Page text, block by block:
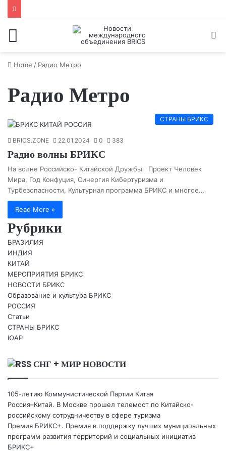
Home / Радио Метро
Радио Метро
СТРАНЫ БРИКС
BRICS.ZONE 22.01.2024 0 383
Радио волны БРИКС
На волне Российско- Китайской Дружбы Проект Человек
Мира, Год Конфуция, Синергия Кибертуризма и
Турбезопасности, Культурная программа БРИКС и многое…
Read More »
Рубрики
БРАЗИЛИЯ
ИНДИЯ
КИТАЙ
МЕРОПРИЯТИЯ БРИКС
НОВОСТИ БРИКС
Образование и культура БРИКС
РОССИЯ
Статьи
СТРАНЫ БРИКС
ЮАР
СНГ + МИР НОВОСТИ
105-летию Коммунистической Партии Китая
Россия–Китай. В Москве прошел телемост по Китайско-
российскому сотрудничеству в сфере туризма
Премия БРИКС+. Премия в поддержку лучших муниципальных
программ развития территорий и социальных инициатив
БРИКС+